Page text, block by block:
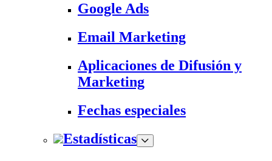
Google Ads
Email Marketing
Aplicaciones de Difusión y
Marketing
Fechas especiales
Estadísticas